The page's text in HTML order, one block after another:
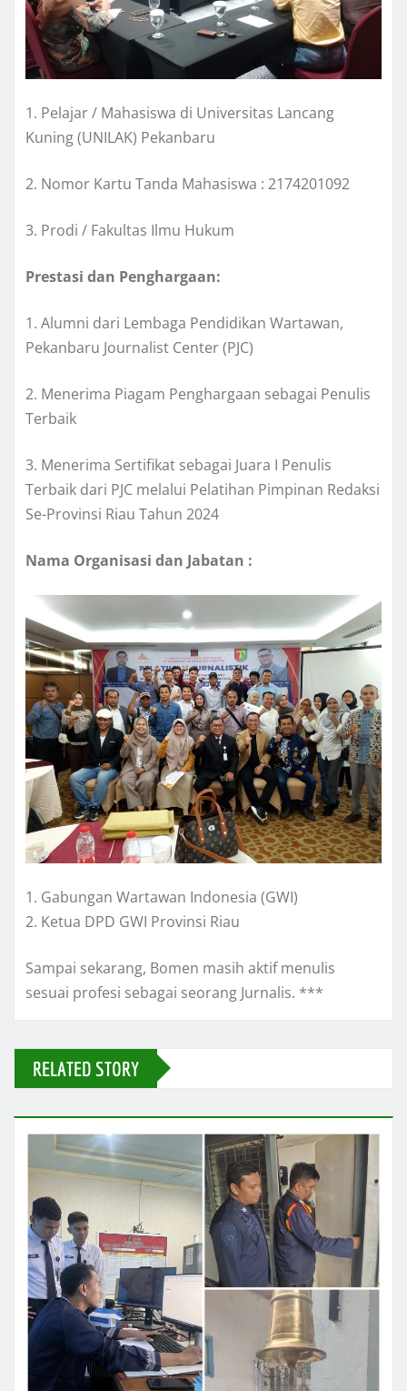
1. Pelajar / Mahasiswa di Universitas Lancang
Kuning (UNILAK) Pekanbaru
2. Nomor Kartu Tanda Mahasiswa : 2174201092
3. Prodi / Fakultas Ilmu Hukum
Prestasi dan Penghargaan:
1. Alumni dari Lembaga Pendidikan Wartawan,
Pekanbaru Journalist Center (PJC)
2. Menerima Piagam Penghargaan sebagai Penulis
Terbaik
3. Menerima Sertifikat sebagai Juara I Penulis
Terbaik dari PJC melalui Pelatihan Pimpinan Redaksi
Se-Provinsi Riau Tahun 2024
Nama Organisasi dan Jabatan :
1. Gabungan Wartawan Indonesia (GWI)
2. Ketua DPD GWI Provinsi Riau
Sampai sekarang, Bomen masih aktif menulis
sesuai profesi sebagai seorang Jurnalis. ***
RELATED STORY